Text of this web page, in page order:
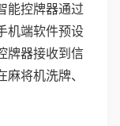
能控牌器通过
机端软件预设
牌器接收到信
将机洗牌、